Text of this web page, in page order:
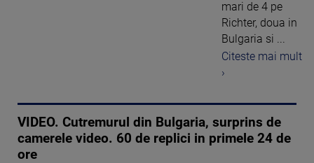
mari de 4 pe
Richter, doua in
Bulgaria si ...
Citeste mai mult
›
VIDEO. Cutremurul din Bulgaria, surprins de
camerele video. 60 de replici in primele 24 de
ore